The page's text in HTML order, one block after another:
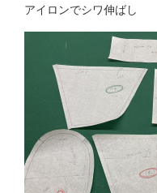
アイロンでシワ伸ばし